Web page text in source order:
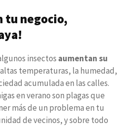
tu negocio,
insectos aumentan su
temperaturas, la humedad,
acumulada en las calles.
en verano son plagas que
más de un problema en tu
de vecinos, y sobre todo